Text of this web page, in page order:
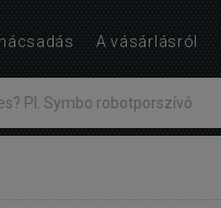
A vásárlásról